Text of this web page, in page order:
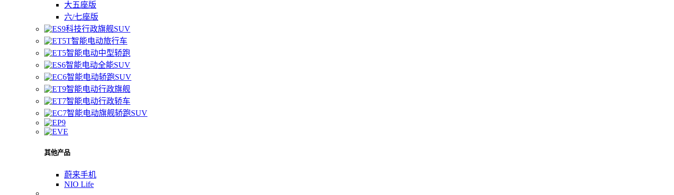
大五座版
六/七座版
科技行政旗舰SUV
智能电动旅行车
智能电动中型轿跑
智能电动全能SUV
智能电动轿跑SUV
智能电动行政旗舰
智能电动行政轿车
智能电动旗舰轿跑SUV
其他产品
蔚来手机
NIO Life